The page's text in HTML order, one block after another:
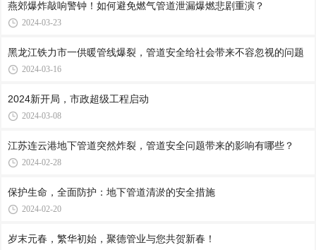
燕郊爆炸敲响警钟！如何避免燃气管道泄漏爆燃悲剧重演？
2024-03-23
黑龙江铁力市一供暖管线爆裂，管道安全给社会带来不容忽视的问题
2024-03-16
2024新开局，市政超级工程启动
2024-03-08
江苏连云港地下管道突然炸裂，管道安全问题带来的影响有哪些？
2024-02-28
保护生命，全面防护：地下管道清淤的安全措施
2024-02-20
岁末元春，繁华初始，聚德管业与您共贺新春！